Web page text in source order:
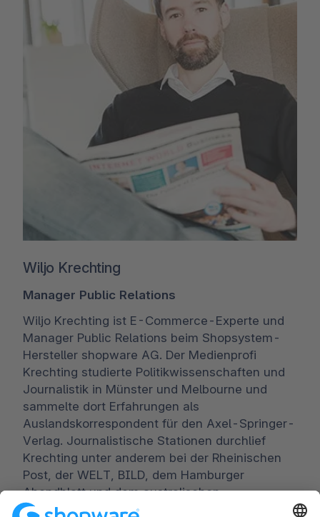
Wiljo Krechting
Manager Public Relations
Wiljo Krechting ist E-Commerce-Experte und
Manager Public Relations beim Shopsystem-
Hersteller shopware AG. Der Medienprofi
Krechting studierte Politikwissenschaften und
Journalistik in Münster und Melbourne und
sammelte dort Erfahrungen als
Auslandskorrespondent für den Axel-Springer-
Verlag. Journalistische Stationen durchlief
Krechting unter anderem bei der Rheinischen
Post, der WELT, BILD, dem Hamburger
Abendblatt und dem australischen
Wirtschaftsportal theaustralian.com.